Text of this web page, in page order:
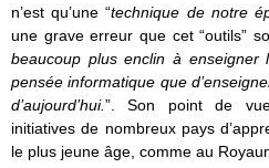
n’est qu’une “technique de notre
une grave erreur que cet “outils”
beaucoup plus enclin à
pensée informatique que
d’aujourd’hui.”. Son point de
initiatives de nombreux pays
le plus jeune âge, comme au